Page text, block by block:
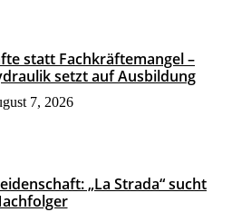
statt Fachkräftemangel –
setzt auf Ausbildung
7, 2026
„La Strada“ sucht